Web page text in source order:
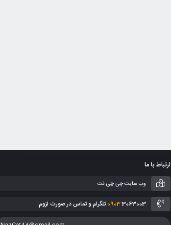
ارتباط با ما
وب سایت چی چی نت
09033063003 تلگرام و تماس در صورت لزوم